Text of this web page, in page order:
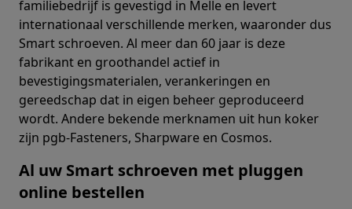
familiebedrijf is gevestigd in Melle en levert
internationaal verschillende merken, waaronder dus
Smart schroeven. Al meer dan 60 jaar is deze
fabrikant en groothandel actief in
bevestigingsmaterialen, verankeringen en
gereedschap dat in eigen beheer geproduceerd
wordt. Andere bekende merknamen uit hun koker
zijn pgb-Fasteners, Sharpware en Cosmos.
Al uw Smart schroeven met pluggen
online bestellen